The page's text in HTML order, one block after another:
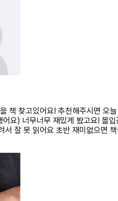
책 찾고있어요! 추천해주시면 오
어요) 너무너무 재밌게 봤고요! 몰
서 잘 못 읽어요 초반 재미없으면